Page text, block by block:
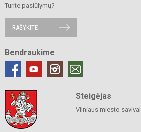
Turite pasiūlymų?
RAŠYKITE
Bendraukime
Steigėjas
Vilniaus miesto